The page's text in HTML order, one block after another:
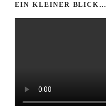
EIN KLEINER BLICK…